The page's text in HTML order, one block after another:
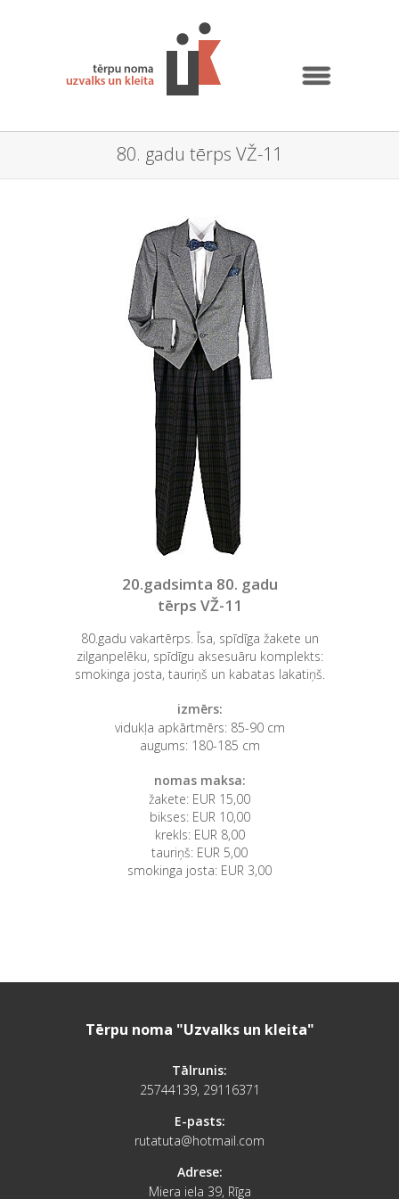
80. gadu tērps VŽ-11
20.gadsimta 80. gadu
tērps VŽ-11
80.gadu vakartērps. Īsa, spīdīga žakete un
zilganpelēku, spīdīgu aksesuāru komplekts:
smokinga josta, tauriņš un kabatas lakatiņš.
izmērs:
vidukļa apkārtmērs: 85-90 cm
augums: 180-185 cm
nomas maksa:
žakete: EUR 15,00
bikses: EUR 10,00
krekls: EUR 8,00
tauriņš: EUR 5,00
smokinga josta: EUR 3,00
Tērpu noma "Uzvalks un kleita"
Tālrunis:
25744139, 29116371
E-pasts:
rutatuta@hotmail.com
Adrese:
Miera iela 39, Rīga